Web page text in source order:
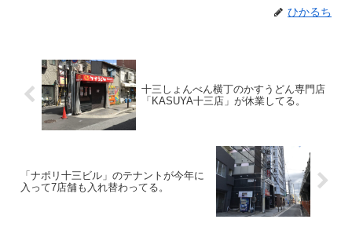
ひかるち
十三しょんべん横丁のかすうどん専門店
「KASUYA十三店」が休業してる。
「ナポリ十三ビル」のテナントが今年に
入って7店舗も入れ替わってる。